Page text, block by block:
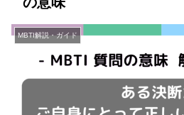
MBTI解説・ガイド